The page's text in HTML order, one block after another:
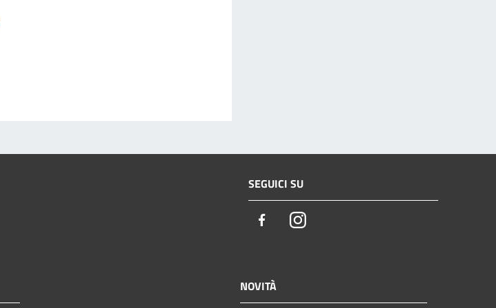
SEGUICI SU
FacebookInstagram
NOVITÀ